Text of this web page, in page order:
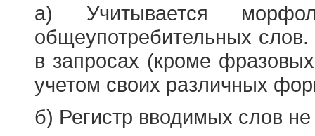
а) Учитывается
общеупотребительных
в запросах (кроме
учетом своих различных
б) Регистр вводимых слов